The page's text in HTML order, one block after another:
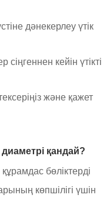
дәнекерлеу үтік
кейін үтікті
және қажет
қандай?
бөліктерді
көпшілігі үшін